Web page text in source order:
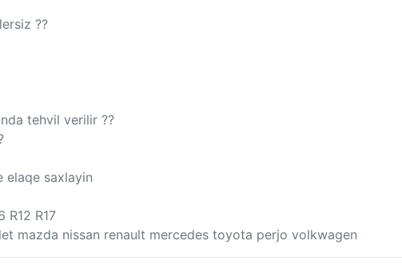
??
tehvil verilir ??
elaqe saxlayin
R12 R17
mazda nissan renault mercedes toyota perjo volkwagen